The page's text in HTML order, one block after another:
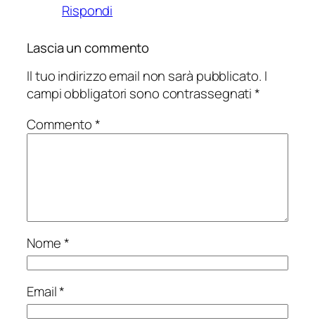
Rispondi
Lascia un commento
Il tuo indirizzo email non sarà pubblicato. I
campi obbligatori sono contrassegnati*
Commento*
Nome*
Email*